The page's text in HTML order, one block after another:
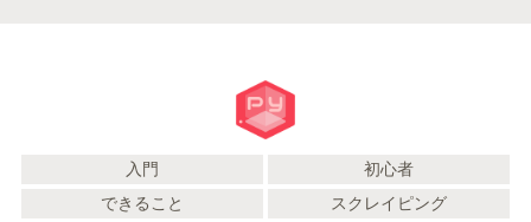
入門
初心者
できること
スクレイピング